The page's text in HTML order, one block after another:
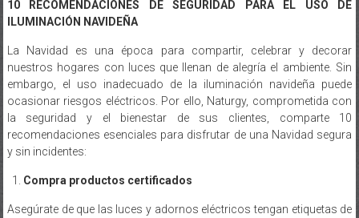
10 RECOMENDACIONES DE SEGURIDAD PARA EL USO DE
ILUMINACIÓN NAVIDEÑA
La Navidad es una época para compartir, celebrar y decorar
nuestros hogares con luces que llenan de alegría el ambiente. Sin
embargo, el uso inadecuado de la iluminación navideña puede
ocasionar riesgos eléctricos. Por ello, Naturgy, comprometida con
la seguridad y el bienestar de sus clientes, comparte 10
recomendaciones esenciales para disfrutar de una Navidad segura
y sin incidentes:
Compra productos certificados
Asegúrate de que las luces y adornos eléctricos tengan etiquetas de